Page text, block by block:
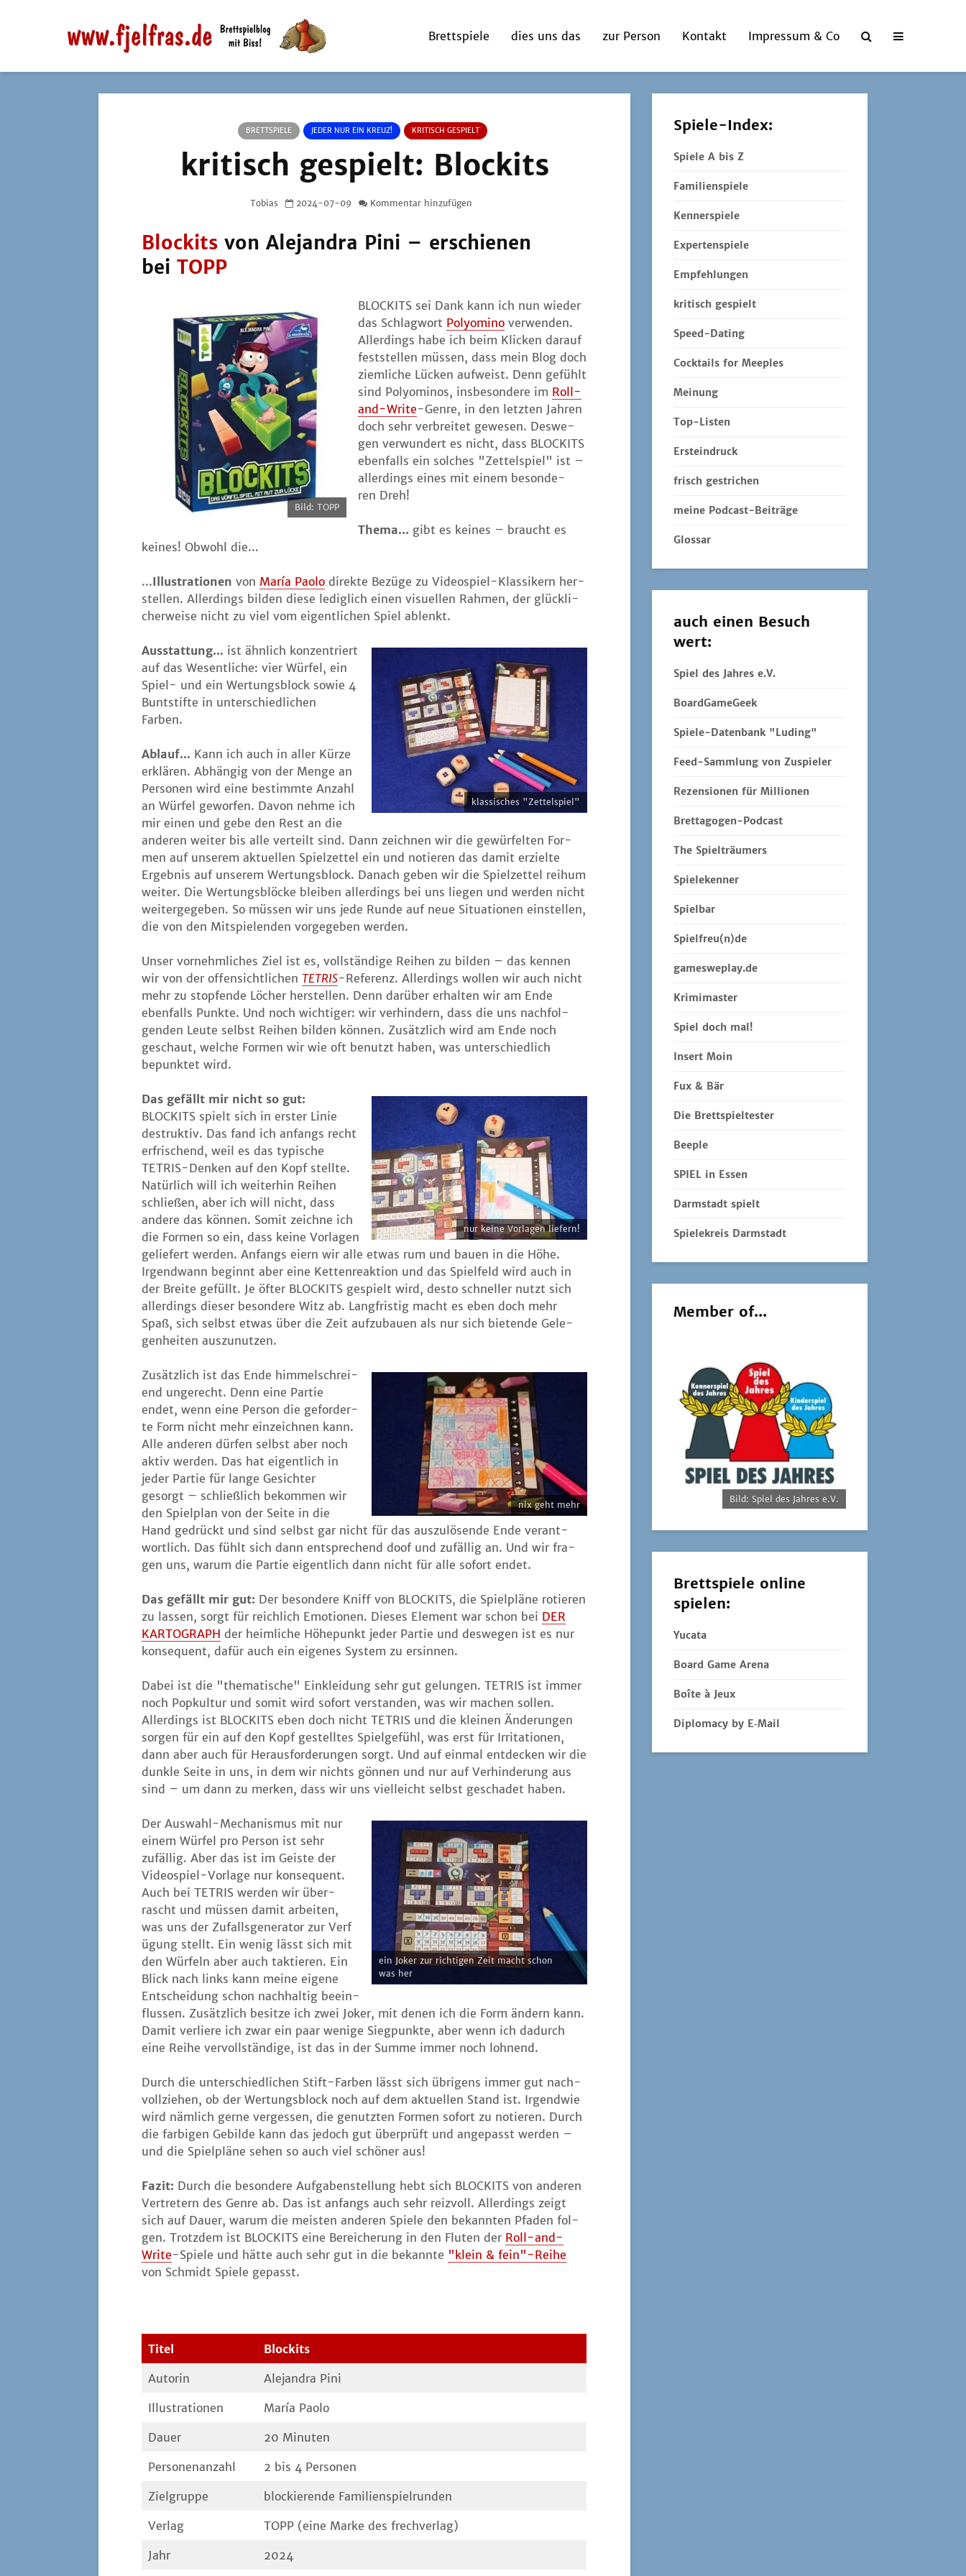
Brettspiele dies uns das zur Person Kontakt Impressum & Co
BRETTSPIELE JEDER NUR EIN KREUZ! KRITISCH GESPIELT
kritisch gespielt: Blockits
Tobias 2024-07-09 Kommentar hinzufügen
Blockits von Alejandra Pini – erschienen
bei TOPP
Bild: TOPP
BLOCKITS sei Dank kann ich nun wie­der
das Schlag­wort Poly­o­mi­no ver­wen­den.
Aller­dings habe ich beim Kli­cken dar­auf
fest­stel­len müs­sen, dass mein Blog doch
ziem­li­che Lücken auf­weist. Denn gefühlt
sind Poly­o­mi­nos, ins­be­son­de­re im Roll-
and-Wri­te-Gen­re, in den letz­ten Jah­ren
doch sehr ver­brei­tet gewe­sen. Des­we­
gen ver­wun­dert es nicht, dass BLOCKITS
eben­falls ein sol­ches "Zet­tel­spiel" ist –
aller­dings eines mit einem beson­de­
ren Dreh!
The­ma... gibt es kei­nes – braucht es
kei­nes! Obwohl die...
...Illus­tra­tio­nen von María Pao­lo direk­te Bezü­ge zu Video­spiel-Klas­si­kern her­
stel­len. Aller­dings bil­den die­se ledig­lich einen visu­el­len Rah­men, der glück­li­
cher­wei­se nicht zu viel vom eigent­li­chen Spiel ablenkt.
klas­si­sches "Zet­tel­spiel"
Aus­stat­tung… ist ähn­lich kon­zen­triert
auf das Wesent­li­che: vier Wür­fel, ein
Spiel- und ein Wer­tungs­block sowie 4
Bunt­stif­te in unter­schied­li­chen
Farben.
Ablauf… Kann ich auch in aller Kür­ze
erklä­ren. Abhän­gig von der Men­ge an
Per­so­nen wird eine bestimm­te Anzahl
an Wür­fel gewor­fen. Davon neh­me ich
mir einen und gebe den Rest an die
ande­ren wei­ter bis alle ver­teilt sind. Dann zeich­nen wir die gewür­fel­ten For­
men auf unse­rem aktu­el­len Spiel­zet­tel ein und notie­ren das damit erziel­te
Ergeb­nis auf unse­rem Wer­tungs­block. Danach geben wir die Spiel­zet­tel reih­um
wei­ter. Die Wer­tungs­blö­cke blei­ben aller­dings bei uns lie­gen und wer­den nicht
wei­ter­ge­ge­ben. So müs­sen wir uns jede Run­de auf neue Situa­tio­nen ein­stel­len,
die von den Mit­spie­len­den vor­ge­ge­ben werden.
Unser vor­nehm­li­ches Ziel ist es, voll­stän­di­ge Rei­hen zu bil­den – das ken­nen
wir von der offen­sicht­li­chen TETRIS-Refe­renz. Aller­dings wol­len wir auch nicht
mehr zu stop­fen­de Löcher her­stel­len. Denn dar­über erhal­ten wir am Ende
eben­falls Punk­te. Und noch wich­ti­ger: wir ver­hin­dern, dass die uns nach­fol­
gen­den Leu­te selbst Rei­hen bil­den kön­nen. Zusätz­lich wird am Ende noch
geschaut, wel­che For­men wir wie oft benutzt haben, was unter­schied­lich
bepunk­tet wird.
nur kei­ne Vor­la­gen liefern!
Das gefällt mir nicht so gut:
BLOCKITS spielt sich in ers­ter Linie
destruk­tiv. Das fand ich anfangs recht
erfri­schend, weil es das typi­sche
TETRIS-Den­ken auf den Kopf stell­te.
Natür­lich will ich wei­ter­hin Rei­hen
schlie­ßen, aber ich will nicht, dass
ande­re das kön­nen. Somit zeich­ne ich
die For­men so ein, dass kei­ne Vor­la­gen
gelie­fert wer­den. Anfangs eiern wir alle etwas rum und bau­en in die Höhe.
Irgend­wann beginnt aber eine Ket­ten­re­ak­ti­on und das Spiel­feld wird auch in
der Brei­te gefüllt. Je öfter BLOCKITS gespielt wird, des­to schnel­ler nutzt sich
aller­dings die­ser beson­de­re Witz ab. Lang­fris­tig macht es eben doch mehr
Spaß, sich selbst etwas über die Zeit auf­zu­bau­en als nur sich bie­ten­de Gele­
gen­hei­ten auszunutzen.
nix geht mehr
Zusätz­lich ist das Ende him­mel­schrei­
end unge­recht. Denn eine Par­tie
endet, wenn eine Per­son die gefor­der­
te Form nicht mehr ein­zeich­nen kann.
Alle ande­ren dür­fen selbst aber noch
aktiv wer­den. Das hat eigent­lich in
jeder Par­tie für lan­ge Gesich­ter
gesorgt – schließ­lich bekom­men wir
den Spiel­plan von der Sei­te in die
Hand gedrückt und sind selbst gar nicht für das aus­zu­lö­sen­de Ende ver­ant­
wort­lich. Das fühlt sich dann ent­spre­chend doof und zufäl­lig an. Und wir fra­
gen uns, war­um die Par­tie eigent­lich dann nicht für alle sofort endet.
Das gefällt mir gut: Der beson­de­re Kniff von BLOCKITS, die Spiel­plä­ne rotie­ren
zu las­sen, sorgt für reich­lich Emo­tio­nen. Die­ses Ele­ment war schon bei DER
KARTOGRAPH der heim­li­che Höhe­punkt jeder Par­tie und des­we­gen ist es nur
kon­se­quent, dafür auch ein eige­nes Sys­tem zu ersinnen.
Dabei ist die "the­ma­ti­sche" Ein­klei­dung sehr gut gelun­gen. TETRIS ist immer
noch Pop­kul­tur und somit wird sofort ver­stan­den, was wir machen sol­len.
Aller­dings ist BLOCKITS eben doch nicht TETRIS und die klei­nen Ände­run­gen
sor­gen für ein auf den Kopf gestell­tes Spiel­ge­fühl, was erst für Irri­ta­tio­nen,
dann aber auch für Her­aus­for­de­run­gen sorgt. Und auf ein­mal ent­de­cken wir die
dunk­le Sei­te in uns, in dem wir nichts gön­nen und nur auf Ver­hin­de­rung aus
sind – um dann zu mer­ken, dass wir uns viel­leicht selbst gescha­det haben.
ein Joker zur rich­ti­gen Zeit macht schon
was her
Der Aus­wahl-Mecha­nis­mus mit nur
einem Wür­fel pro Per­son ist sehr
zufäl­lig. Aber das ist im Geis­te der
Video­spiel-Vor­la­ge nur kon­se­quent.
Auch bei TETRIS wer­den wir über­
rascht und müs­sen damit arbei­ten,
was uns der Zufalls­ge­nera­tor zur Ver­f
ü­gung stellt. Ein wenig lässt sich mit
den Wür­feln aber auch tak­tie­ren. Ein
Blick nach links kann mei­ne eige­ne
Ent­schei­dung schon nach­hal­tig beein­
flus­sen. Zusätz­lich besit­ze ich zwei Joker, mit denen ich die Form ändern kann.
Damit ver­lie­re ich zwar ein paar weni­ge Sieg­punk­te, aber wenn ich dadurch
eine Rei­he ver­voll­stän­di­ge, ist das in der Sum­me immer noch lohnend.
Durch die unter­schied­li­chen Stift-Far­ben lässt sich übri­gens immer gut nach­
voll­zie­hen, ob der Wer­tungs­block noch auf dem aktu­el­len Stand ist. Irgend­wie
wird näm­lich ger­ne ver­ges­sen, die genutz­ten For­men sofort zu notie­ren. Durch
die far­bi­gen Gebil­de kann das jedoch gut über­prüft und ange­passt wer­den –
und die Spiel­plä­ne sehen so auch viel schö­ner aus!
Fazit: Durch die beson­de­re Auf­ga­ben­stel­lung hebt sich BLOCKITS von ande­ren
Ver­tre­tern des Gen­re ab. Das ist anfangs auch sehr reiz­voll. Aller­dings zeigt
sich auf Dau­er, war­um die meis­ten ande­ren Spie­le den bekann­ten Pfa­den fol­
gen. Trotz­dem ist BLOCKITS eine Berei­che­rung in den Flu­ten der Roll-and-
Wri­te-Spie­le und hät­te auch sehr gut in die bekann­te "klein & fein"-Reihe
von Schmidt Spie­le gepasst.
Titel Blo­ckits
Autorin Ale­jan­dra Pini
Illus­tra­tio­nen María Pao­lo
Dau­er 20 Minu­ten
Per­so­nen­an­zahl 2 bis 4 Personen
Ziel­grup­pe blo­ckie­ren­de Familienspielrunden
Ver­lag TOPP (eine Mar­ke des frechverlag)
Jahr 2024
Spiele-Index:
Spiele A bis Z
Familienspiele
Kennerspiele
Expertenspiele
Empfehlungen
kritisch gespielt
Speed-Dating
Cocktails for Meeples
Meinung
Top-Listen
Ersteindruck
frisch gestrichen
meine Podcast-Beiträge
Glossar
auch einen Besuch
wert:
Spiel des Jahres e.V.
BoardGameGeek
Spiele-Datenbank "Luding"
Feed-Sammlung von Zuspieler
Rezensionen für Millionen
Brettagogen-Podcast
The Spielträumers
Spielekenner
Spielbar
Spielfreu(n)de
gamesweplay.de
Krimimaster
Spiel doch mal!
Insert Moin
Fux & Bär
Die Brettspieltester
Beeple
SPIEL in Essen
Darmstadt spielt
Spielekreis Darmstadt
Member of...
Bild: Spiel des Jahres e.V.
Brettspiele online
spielen:
Yucata
Board Game Arena
Boîte à Jeux
Diplomacy by E‑Mail